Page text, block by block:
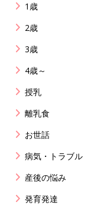
1歳
2歳
3歳
4歳～
授乳
離乳食
お世話
病気・トラブル
産後の悩み
発育発達